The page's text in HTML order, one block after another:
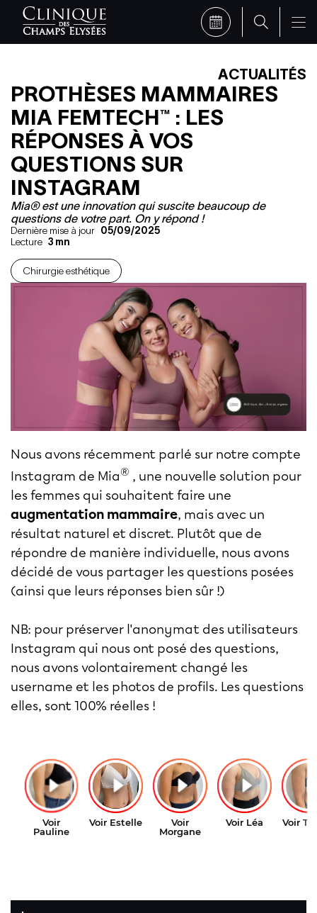
ACTUALITÉS
PROTHÈSES MAMMAIRES
MIA FEMTECH™ : LES
RÉPONSES À VOS
QUESTIONS SUR
INSTAGRAM
Mia® est une innovation qui suscite beaucoup de
questions de votre part. On y répond !
Dernière mise à jour 05/09/2025
Lecture 3 mn
Chirurgie esthétique
Nous avons récemment parlé sur notre compte
Instagram de Mia® , une nouvelle solution pour
les femmes qui souhaitent faire une
augmentation mammaire, mais avec un
résultat naturel et discret. Plutôt que de
répondre de manière individuelle, nous avons
décidé de vous partager les questions posées
(ainsi que leurs réponses bien sûr !)
NB: pour préserver l'anonymat des utilisateurs
Instagram qui nous ont posé des questions,
nous avons volontairement changé les
username et les photos de profils. Les questions
elles, sont 100% réelles !